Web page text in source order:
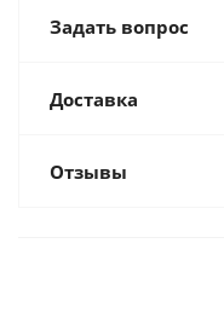
Задать вопрос
Доставка
Отзывы